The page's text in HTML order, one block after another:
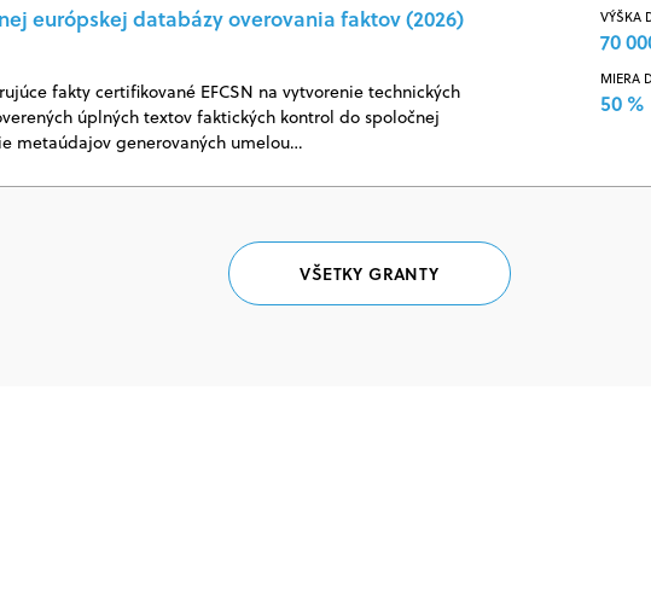
európskej databázy overovania faktov (2026)
fakty certifikované EFCSN na vytvorenie technických
úplných textov faktických kontrol do spoločnej
metaúdajov generovaných umelou…
VÝŠKA
70
MIERA
50 %
VŠETKY GRANTY